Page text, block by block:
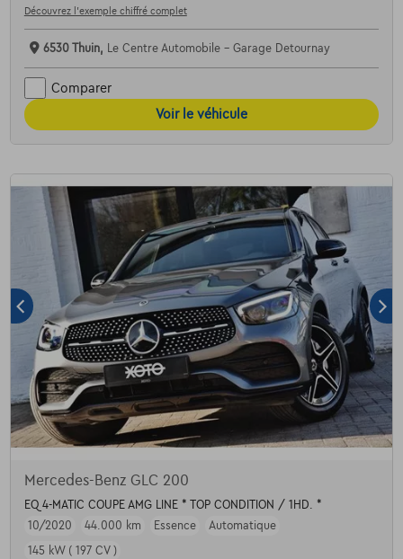
Découvrez l’exemple chiffré complet
6530 Thuin, Le Centre Automobile - Garage Detournay
Comparer
Voir le véhicule
Mercedes-Benz GLC 200
EQ 4-MATIC COUPE AMG LINE * TOP CONDITION / 1HD. *
10/2020
44.000 km Essence
Automatique
145 kW ( 197 CV )